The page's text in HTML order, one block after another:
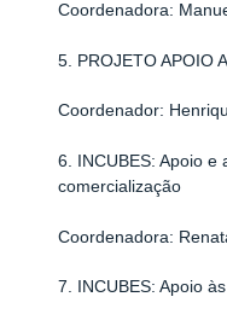
Coordenadora:
5. PROJETO APOIO
Coordenador:
6.
INCUBES: Apoio
comercialização
Coordenadora:
7. INCUBES: Apoio